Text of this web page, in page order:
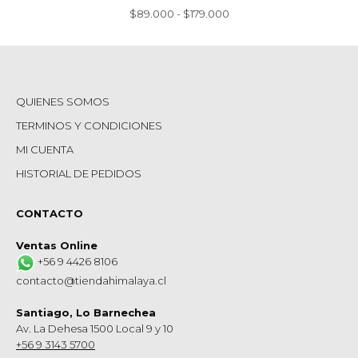
$89.000 - $179.000Rango
QUIENES SOMOS
TERMINOS Y CONDICIONES
MI CUENTA
HISTORIAL DE PEDIDOS
CONTACTO
Ventas Online
+56 9 4426 8106
contacto@tiendahimalaya.cl
Santiago, Lo Barnechea
Av. La Dehesa 1500 Local 9 y 10
+56 9 3143 5700